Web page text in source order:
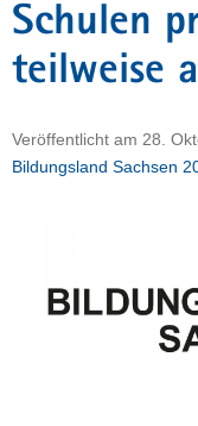
r
g
r
f
e
a
l
t
Schulen
teilweise
Veröffentlicht am 28.
Bildungsland Sachsen